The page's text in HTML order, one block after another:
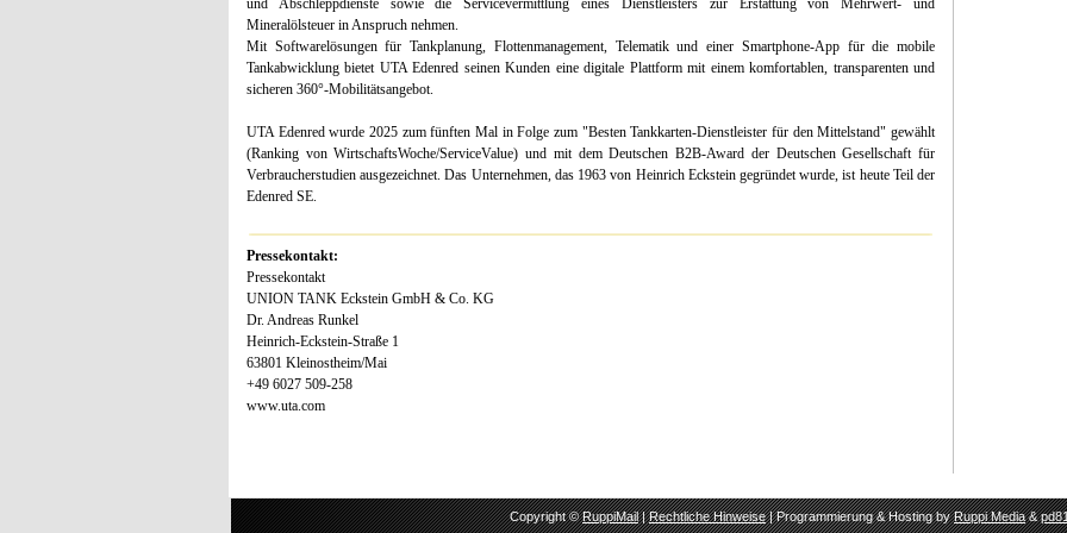
Mineralölsteuer in Anspruch nehmen.
Mit Softwarelösungen für Tankplanung, Flottenmanagement, Telematik und einer Smartphone-App für die mobile
Tankabwicklung bietet UTA Edenred seinen Kunden eine digitale Plattform mit einem komfortablen, transparenten und
sicheren 360°-Mobilitätsangebot.
UTA Edenred wurde 2025 zum fünften Mal in Folge zum "Besten Tankkarten-Dienstleister für den Mittelstand" gewählt
(Ranking von WirtschaftsWoche/ServiceValue) und mit dem Deutschen B2B-Award der Deutschen Gesellschaft für
Verbraucherstudien ausgezeichnet. Das Unternehmen, das 1963 von Heinrich Eckstein gegründet wurde, ist heute Teil der
Edenred SE.
Pressekontakt:
Pressekontakt
UNION TANK Eckstein GmbH & Co. KG
Dr. Andreas Runkel
Heinrich-Eckstein-Straße 1
63801 Kleinostheim/Mai
+49 6027 509-258
www.uta.com
Copyright ©RuppiMail|Rechtliche Hinweise| Programmierung & Hosting byRuppi Media&